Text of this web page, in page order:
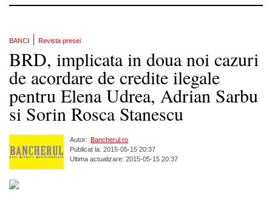
BANCI Revista presei
BRD, implicata in doua noi cazuri
de acordare de credite ilegale
pentru Elena Udrea, Adrian Sarbu
si Sorin Rosca Stanescu
Autor: Bancherul.ro
Publicat la: 2015-05-15 20:37
Ultima actualizare: 2015-05-15 20:37